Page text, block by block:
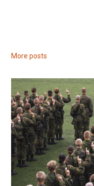
More posts